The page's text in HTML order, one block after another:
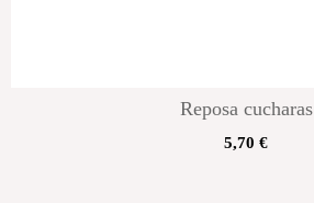
Reposa cucharas
5,70 €